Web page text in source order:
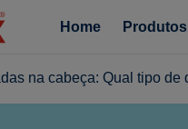
Home Produtos
na cabeça: Qual tipo